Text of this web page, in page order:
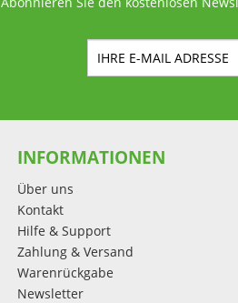
INFORMATIONEN
Über uns
Kontakt
Hilfe & Support
Zahlung & Versand
Warenrückgabe
Newsletter